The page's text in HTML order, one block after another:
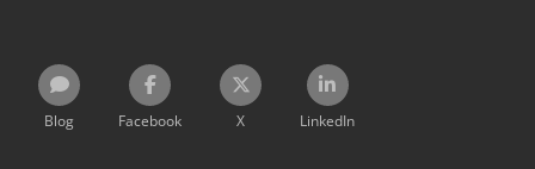
Blog Facebook X LinkedIn